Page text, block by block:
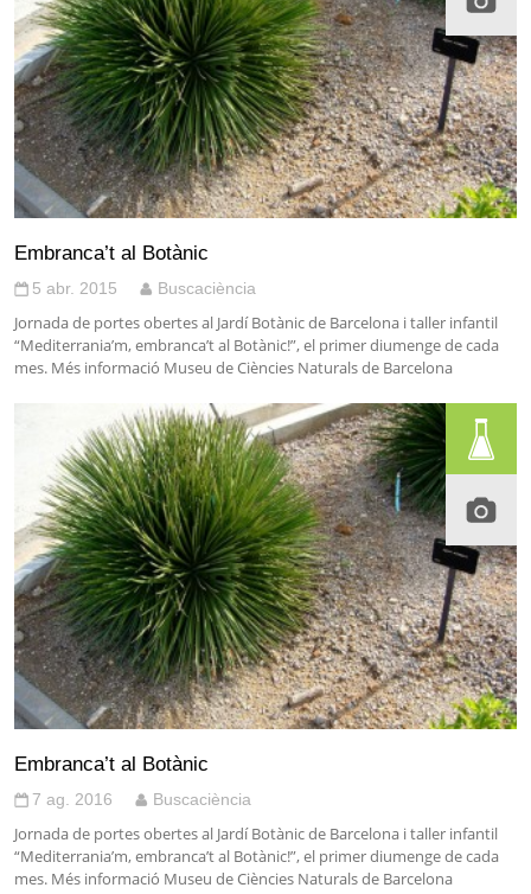
Embranca’t al Botànic
5 abr. 2015 Buscaciència
Jornada de portes obertes al Jardí Botànic de Barcelona i taller infantil
“Mediterrania’m, embranca’t al Botànic!”, el primer diumenge de cada
mes. Més informació Museu de Ciències Naturals de Barcelona
Embranca’t al Botànic
7 ag. 2016 Buscaciència
Jornada de portes obertes al Jardí Botànic de Barcelona i taller infantil
“Mediterrania’m, embranca’t al Botànic!”, el primer diumenge de cada
mes. Més informació Museu de Ciències Naturals de Barcelona